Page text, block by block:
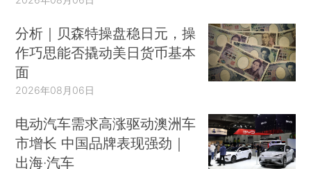
分析｜贝森特操盘稳日元，操
作巧思能否撬动美日货币基本
面
2026年08月06日
电动汽车需求高涨驱动澳洲车
市增长 中国品牌表现强劲｜
出海·汽车